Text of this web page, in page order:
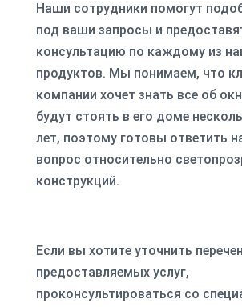
Наши сотрудники помогут
под ваши запросы и
консультацию по каждому из
продуктов. Мы понимаем, что
компании хочет знать все об
будут стоять в его доме
лет, поэтому готовы ответить
вопрос относительно
конструкций.
Если вы хотите уточнить
предоставляемых услуг,
проконсультироваться со